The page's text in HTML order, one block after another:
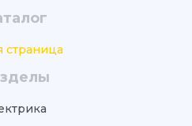
страница